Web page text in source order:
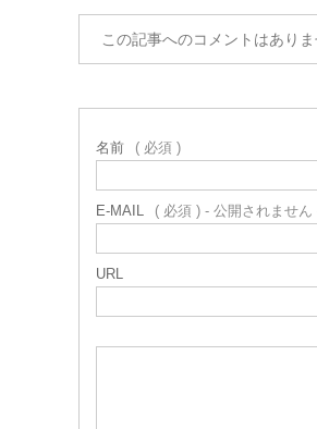
この記事へのコメントはありま
名前 ( 必須 )
E-MAIL ( 必須 ) - 公開されません
URL